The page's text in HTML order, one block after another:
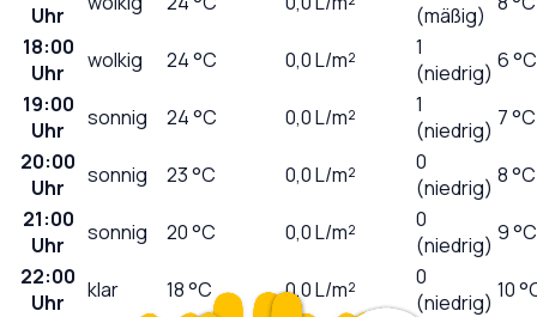
Uhr
(mäßig)
18:00
Uhr
wolkig 24°C 0,0L/m²
1
(niedrig) 6 °C
19:00
Uhr
sonnig 24°C 0,0L/m²
1
(niedrig) 7 °C
20:00
Uhr
sonnig 23°C 0,0L/m²
0
(niedrig) 8 °C
21:00
Uhr
sonnig 20°C 0,0L/m²
0
(niedrig) 9 °C
22:00
Uhr
klar 18°C 0,0L/m²
0
(niedrig) 10